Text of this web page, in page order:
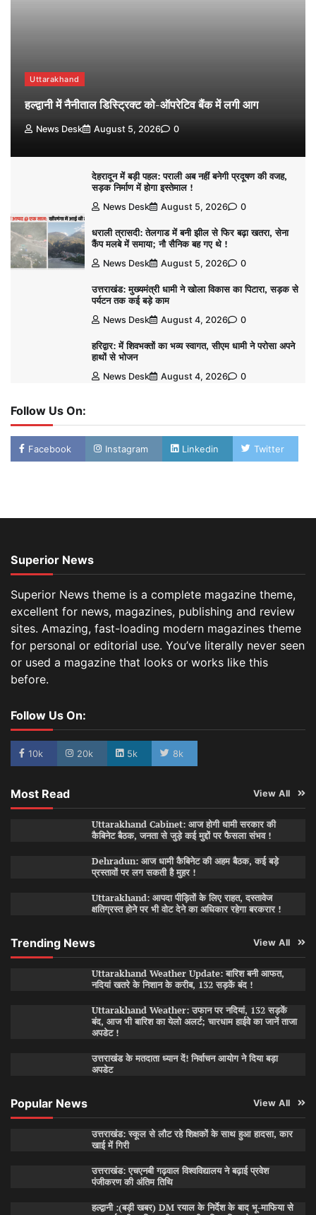
Uttarakhand
हल्द्वानी में नैनीताल डिस्ट्रिक्ट को-ऑपरेटिव बैंक में लगी आग
News Desk August 5, 2026 0
देहरादून में बड़ी पहल: पराली अब नहीं बनेगी प्रदूषण की वजह,
सड़क निर्माण में होगा इस्तेमाल !
News Desk August 5, 2026 0
धराली त्रासदी: तेलगाड में बनी झील से फिर बढ़ा खतरा, सेना
कैंप मलबे में समाया; नौ सैनिक बह गए थे !
News Desk August 5, 2026 0
उत्तराखंड: मुख्यमंत्री धामी ने खोला विकास का पिटारा, सड़क से
पर्यटन तक कई बड़े काम
News Desk August 4, 2026 0
हरिद्वार: में शिवभक्तों का भव्य स्वागत, सीएम धामी ने परोसा अपने
हाथों से भोजन
News Desk August 4, 2026 0
Follow Us On:
Facebook Instagram Linkedin Twitter
Superior News
Superior News theme is a complete magazine theme,
excellent for news, magazines, publishing and review
sites. Amazing, fast-loading modern magazines theme
for personal or editorial use. You’ve literally never seen
or used a magazine that looks or works like this
before.
Follow Us On:
10k 20k 5k 8k
Most Read View All
Uttarakhand Cabinet: आज होगी धामी सरकार की
कैबिनेट बैठक, जनता से जुड़े कई मुद्दों पर फैसला संभव !
Dehradun: आज धामी कैबिनेट की अहम बैठक, कई बड़े
प्रस्तावों पर लग सकती है मुहर !
Uttarakhand: आपदा पीड़ितों के लिए राहत, दस्तावेज
क्षतिग्रस्त होने पर भी वोट देने का अधिकार रहेगा बरकरार !
Trending News View All
Uttarakhand Weather Update: बारिश बनी आफत,
नदियां खतरे के निशान के करीब, 132 सड़कें बंद !
Uttarakhand Weather: उफान पर नदियां, 132 सड़कें
बंद, आज भी बारिश का येलो अलर्ट; चारधाम हाईवे का जानें ताजा
अपडेट !
उत्तराखंड के मतदाता ध्यान दें! निर्वाचन आयोग ने दिया बड़ा
अपडेट
Popular News View All
उत्तराखंड: स्कूल से लौट रहे शिक्षकों के साथ हुआ हादसा, कार
खाई में गिरी
उत्तराखंड: एचएनबी गढ़वाल विश्वविद्यालय ने बढ़ाई प्रवेश
पंजीकरण की अंतिम तिथि
हल्द्वानी :(बड़ी खबर) DM रयाल के निर्देश के बाद भू-माफिया से